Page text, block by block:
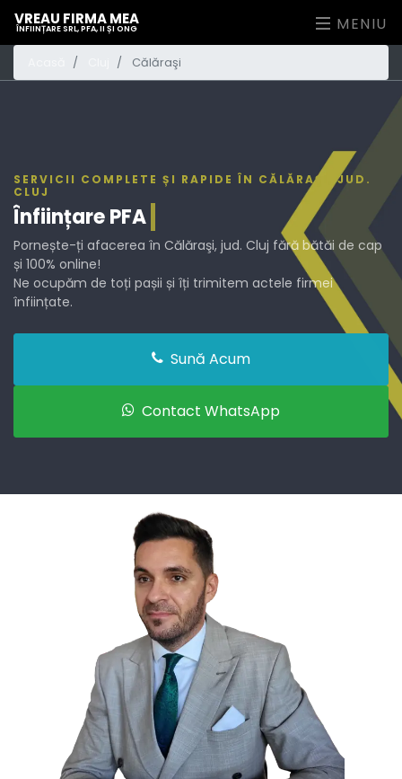
VREAU FIRMA MEA
ÎNFIINȚARE SRL, PFA, II ȘI ONG MENIU
Călăraşi
SERVICII COMPLETE ȘI RAPIDE ÎN CĂLĂRAŞI, JUD.
CLUJ
ÎnființarePFA
Pornește-ți afacerea în Călăraşi, jud. Cluj fără bătăi de cap
și 100% online!
Ne ocupăm de toți pașii și îți trimitem actele firmei
înființate.
Sună Acum
Contact WhatsApp